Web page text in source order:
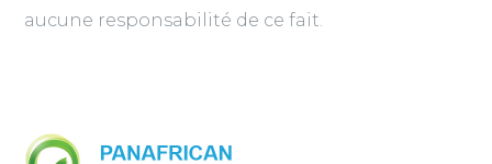
aucune responsabilité de ce fait.